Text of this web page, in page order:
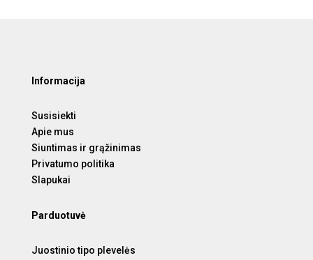
Informacija
Susisiekti
Apie mus
Siuntimas ir grąžinimas
Privatumo politika
Slapukai
Parduotuvė
Juostinio tipo plevelės